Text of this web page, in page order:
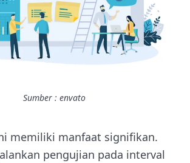
Sumber : envato
memiliki manfaat signifikan.
pengujian pada interval